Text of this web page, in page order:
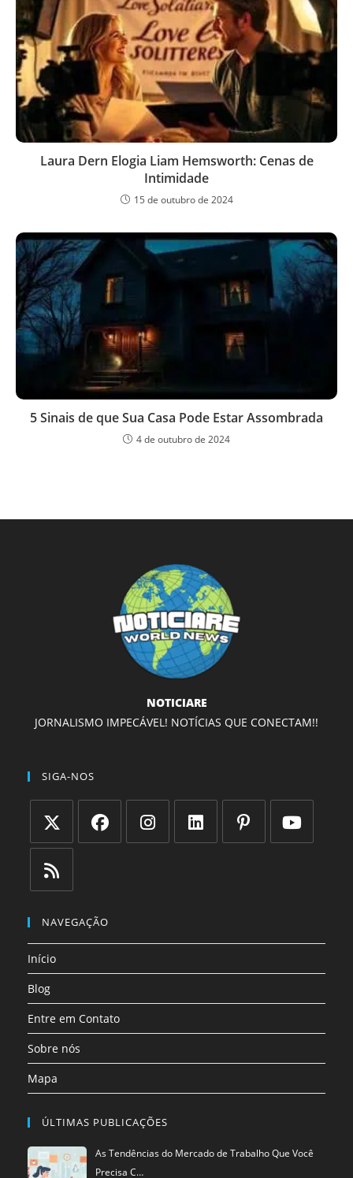
Laura Dern Elogia Liam Hemsworth: Cenas de
Intimidade
15 de outubro de 2024
5 Sinais de que Sua Casa Pode Estar Assombrada
4 de outubro de 2024
NOTICIARE
JORNALISMO IMPECÁVEL! NOTÍCIAS QUE CONECTAM!!
SIGA-NOS
Abre
em
uma
aba
aba
em
uma
nova
aba
NAVEGAÇÃO
Início
Blog
Entre em Contato
Sobre nós
Mapa
ÚLTIMAS PUBLICAÇÕES
As Tendências do Mercado de Trabalho Que Você
Precisa C…